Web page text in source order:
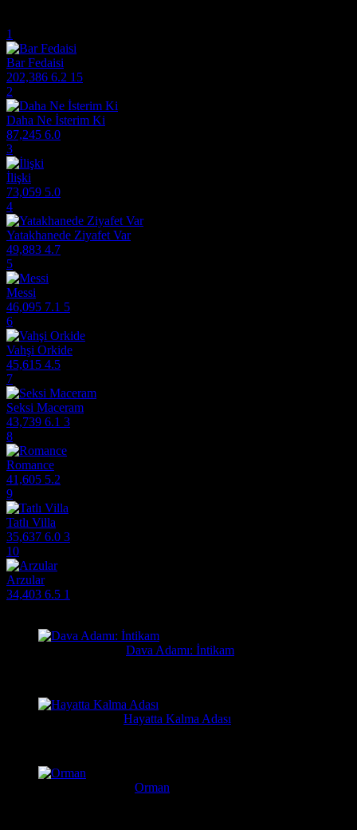
1
Bar Fedaisi
202,386 6.2 15
2
Daha Ne İsterim Ki
87,245 6.0
3
İlişki
73,059 5.0
4
Yatakhanede Ziyafet Var
49,883 4.7
5
Messi
46,095 7.1 5
6
Vahşi Orkide
45,615 4.5
7
Seksi Maceram
43,739 6.1 3
8
Romance
41,605 5.2
9
Tatlı Villa
35,637 6.0 3
10
Arzular
34,403 6.5 1
Dava Adamı: İntikam
Hayatta Kalma Adası
Orman